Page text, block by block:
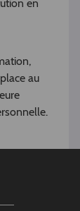
en
au